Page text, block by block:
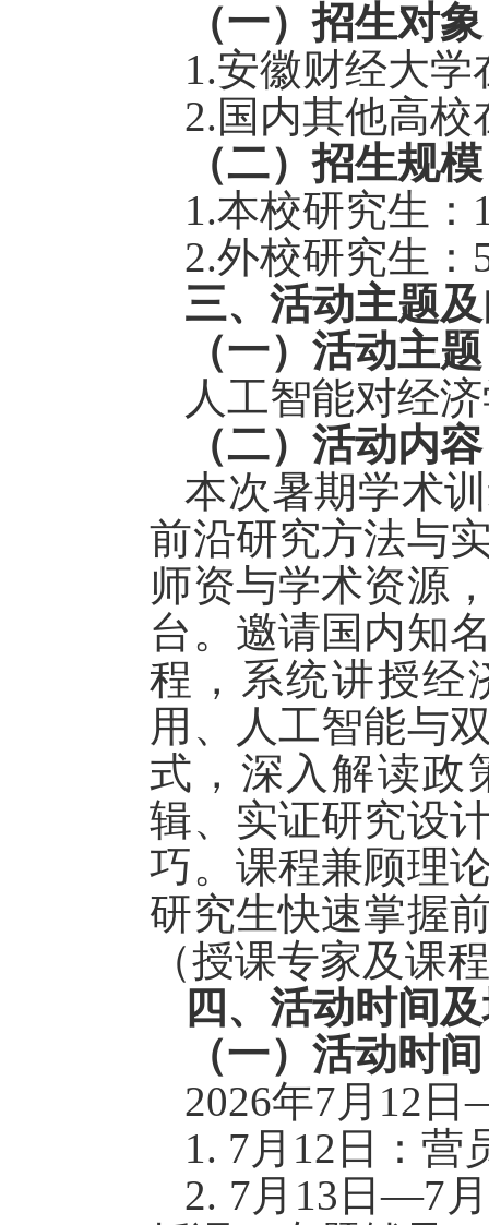
（一）招生对象
1.安徽财经大
2.国内其他高
（二）招生规模
1.本校研究生：
2.外校研究生：
三、活动主题
（一）活动主题
人工智能对经
（二）活动内容
本次暑期学术
前沿研究方法与
师资与学术资源
台 。 邀请国内知
程，系统讲授经
用、人工智能与
式 ，深入解读
辑、实证研究设
巧。课程兼顾理
研究生快速掌握
（授课专家及课
四、活动时间
（一）活动时间
2026年7月 12 日
1. 7月 12 日 ：营
2. 7月 13 日—7月